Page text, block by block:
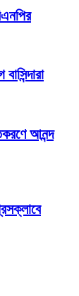
আনন্দ